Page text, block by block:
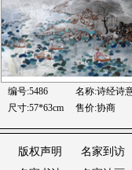
编号:5486 名称:诗经诗
尺寸:57*63cm
售价:协商
版权声明
名家到访